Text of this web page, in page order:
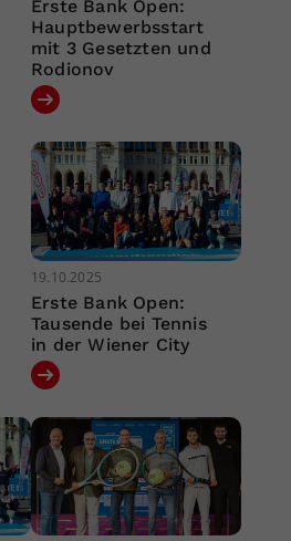
Erste Bank Open:
Hauptbewerbsstart
mit 3 Gesetzten und
Rodionov
19.10.2025
Erste Bank Open:
Tausende bei Tennis
in der Wiener City